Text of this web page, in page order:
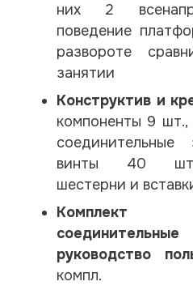
них 2
поведение
развороте
занятии
Конструктив и
компоненты 9 шт.,
винты 40 шт.,
шестерни и
Комплект
руководство
компл.